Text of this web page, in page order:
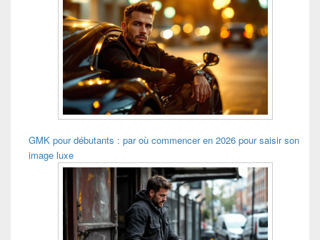
GMK pour débutants : par où commencer en 2026 pour saisir son
image luxe